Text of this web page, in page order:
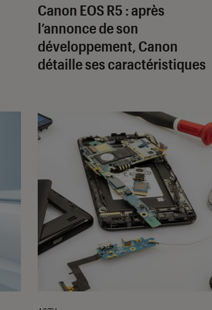
Canon EOS R5 : après
l’annonce de son
développement, Canon
détaille ses caractéristiques